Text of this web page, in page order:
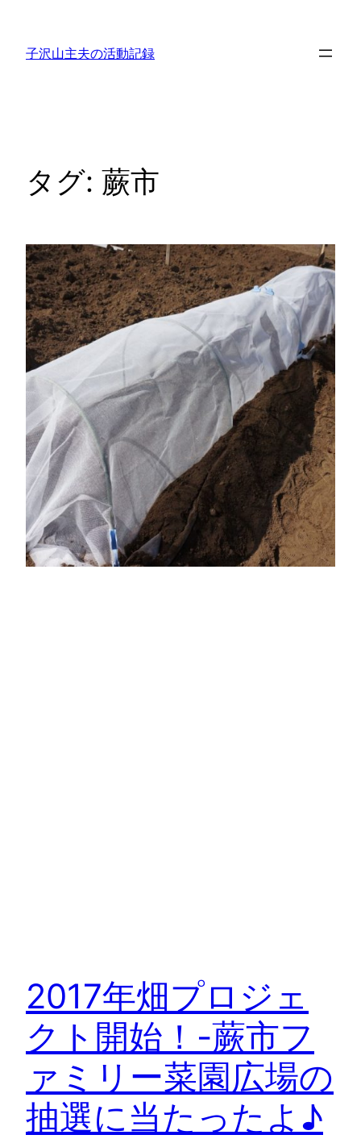
子沢山主夫の活動記録
タグ: 蕨市
2017年畑プロジェ
クト開始！-蕨市フ
ァミリー菜園広場の
抽選に当たったよ♪